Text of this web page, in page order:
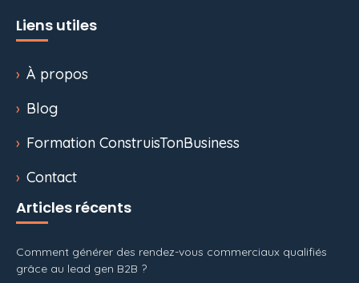
Liens utiles
À propos
Blog
Formation ConstruisTonBusiness
Contact
Articles récents
Comment générer des rendez-vous commerciaux qualifiés
grâce au lead gen B2B ?